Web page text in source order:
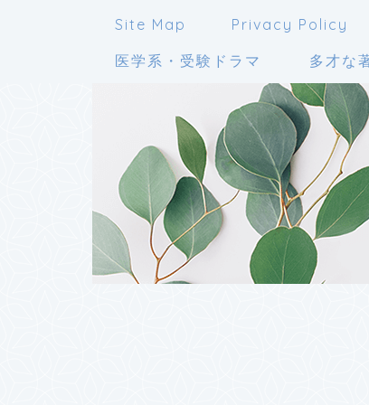
Site Map Privacy Policy
医学系・受験ドラマ
多才な